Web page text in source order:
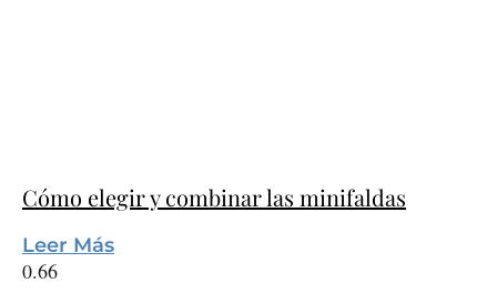
Cómo elegir y combinar las minifaldas
Leer Más